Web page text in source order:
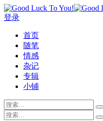
登录
首页
随笔
情感
杂记
专辑
小铺